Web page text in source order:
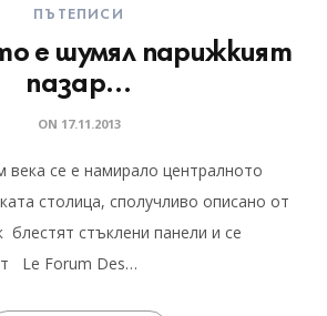
ПЪТЕПИСИ
е шумял парижкият
пазар…
ON 17.11.2013
века се е намирало централното
столица, сполучливо описано от
блестят стъклени панели и се
Le Forum Des…